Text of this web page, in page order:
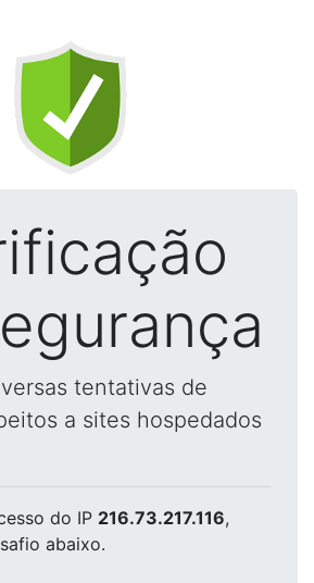
tentativas de
a sites hospedados
do IP 216.73.217.116,
abaixo.